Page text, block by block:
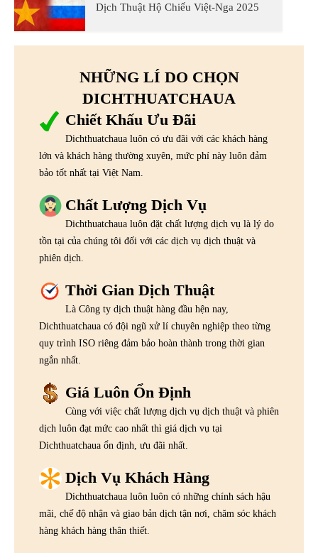
Dịch Thuật Hộ Chiếu Việt-Nga 2025
NHỮNG LÍ DO CHỌN
DICHTHUATCHAUA
Chiết Khấu Ưu Đãi
Dichthuatchaua luôn có ưu đãi với các khách hàng
lớn và khách hàng thường xuyên, mức phí này luôn đảm
bảo tốt nhất tại Việt Nam.
Chất Lượng Dịch Vụ
Dichthuatchaua luôn đặt chất lượng dịch vụ là lý do
tồn tại của chúng tôi đối với các dịch vụ dịch thuật và
phiên dịch.
Thời Gian Dịch Thuật
Là Công ty dịch thuật hàng đầu hện nay,
Dichthuatchaua có đội ngũ xử lí chuyên nghiệp theo từng
quy trình ISO riêng đảm bảo hoàn thành trong thời gian
ngắn nhất.
Giá Luôn Ổn Định
Cùng với việc chất lượng dịch vụ dịch thuật và phiên
dịch luôn đạt mức cao nhất thì giá dịch vụ tại
Dichthuatchaua ổn định, ưu đãi nhất.
Dịch Vụ Khách Hàng
Dichthuatchaua luôn luôn có những chính sách hậu
mãi, chế độ nhận và giao bản dịch tận nơi, chăm sóc khách
hàng khách hàng thân thiết.